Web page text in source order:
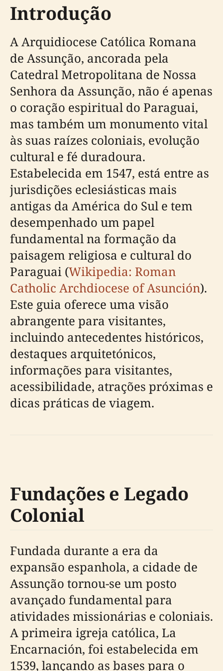
Introdução
A Arquidiocese Católica Romana
de Assunção, ancorada pela
Catedral Metropolitana de Nossa
Senhora da Assunção, não é apenas
o coração espiritual do Paraguai,
mas também um monumento vital
às suas raízes coloniais, evolução
cultural e fé duradoura.
Estabelecida em 1547, está entre as
jurisdições eclesiásticas mais
antigas da América do Sul e tem
desempenhado um papel
fundamental na formação da
paisagem religiosa e cultural do
Paraguai (Wikipedia: Roman
Catholic Archdiocese of Asunción).
Este guia oferece uma visão
abrangente para visitantes,
incluindo antecedentes históricos,
destaques arquitetónicos,
informações para visitantes,
acessibilidade, atrações próximas e
dicas práticas de viagem.
Fundações e Legado
Colonial
Fundada durante a era da
expansão espanhola, a cidade de
Assunção tornou-se um posto
avançado fundamental para
atividades missionárias e coloniais.
A primeira igreja católica, La
Encarnación, foi estabelecida em
1539, lançando as bases para o